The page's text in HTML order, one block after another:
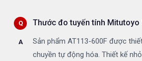
Thước đo tuyến tính Mitutoyo
Sản phẩm AT113-600F được
chuyền tự động hóa. Thiết kế